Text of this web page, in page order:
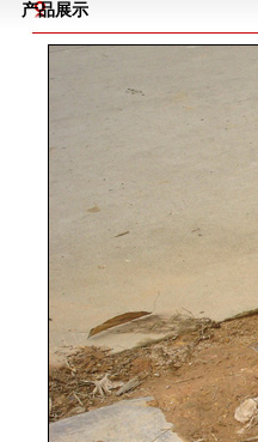
产品展示